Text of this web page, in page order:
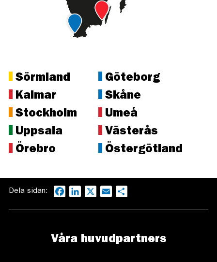
Sörmland
Göteborg
Kalmar
Skåne
Stockholm
Umeå
Uppsala
Västerås
Örebro
Östergötland
Dela sidan: FacebookLinkedIn Email
Våra huvudpartners